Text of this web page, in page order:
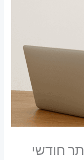
חודשי